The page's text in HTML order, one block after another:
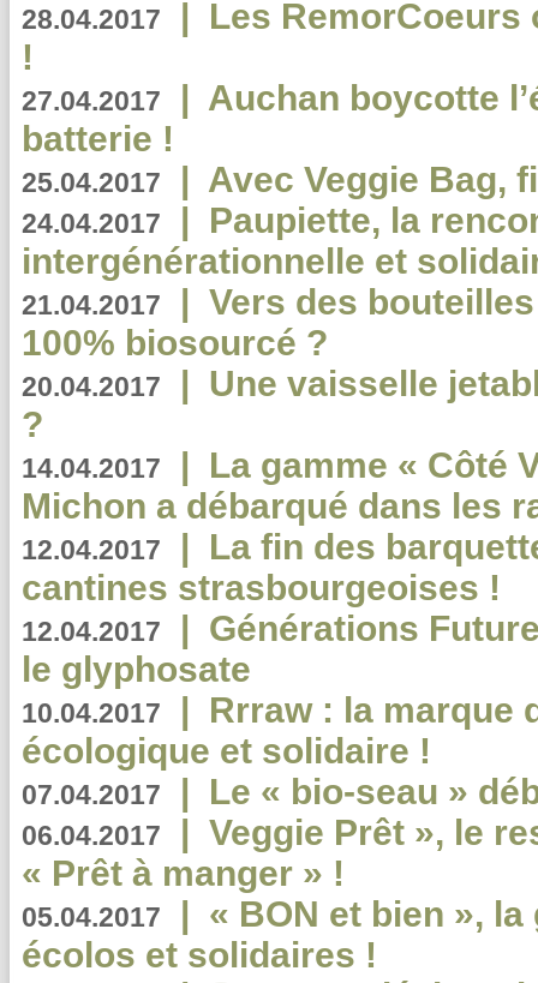
28.04.2017 | Les RemorCoeurs
!
27.04.2017 | Auchan boycotte
batterie !
25.04.2017 | Avec Veggie Bag,
24.04.2017 | Paupiette, la
intergénérationnelle et
21.04.2017 | Vers des
100% biosourcé ?
20.04.2017 | Une vaisselle
?
14.04.2017 | La gamme « Côté
Michon a débarqué dans les
12.04.2017 | La fin des
cantines strasbourgeoises !
12.04.2017 | Générations
le glyphosate
10.04.2017 | Rrraw : la marque
écologique et solidaire !
07.04.2017 | Le « bio-seau »
06.04.2017 | Veggie Prêt », le
« Prêt à manger » !
05.04.2017 | « BON et bien »,
écolos et solidaires !